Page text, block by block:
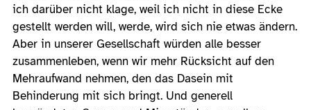
ich darüber nicht klage, weil ich nicht in diese Ecke
gestellt werden will, werde, wird sich nie etwas ändern.
Aber in unserer Gesellschaft würden alle besser
zusammenleben, wenn wir mehr Rücksicht auf den
Mehraufwand nehmen, den das Dasein mit
Behinderung mit sich bringt. Und generell